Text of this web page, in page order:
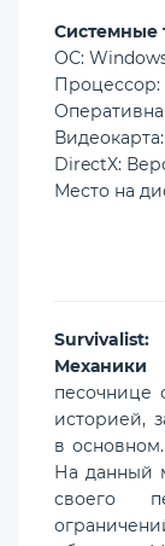
Cистемные
ОС:
Процессор:
DirectX:
Место на
Механики
песочнице
историей,
в
На данный
своего